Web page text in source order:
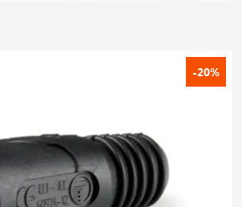
-20%